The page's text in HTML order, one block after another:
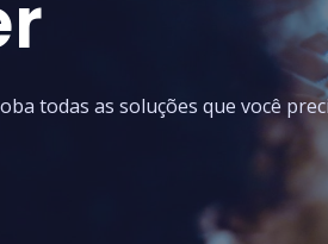
todas as soluções que você